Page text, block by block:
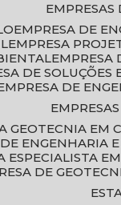
EMPRESA DE
EMPRESA
DE
EMPRESA DE
GEOTECNIA EM
DE ENGENHARIA
ESPECIALISTA
DE